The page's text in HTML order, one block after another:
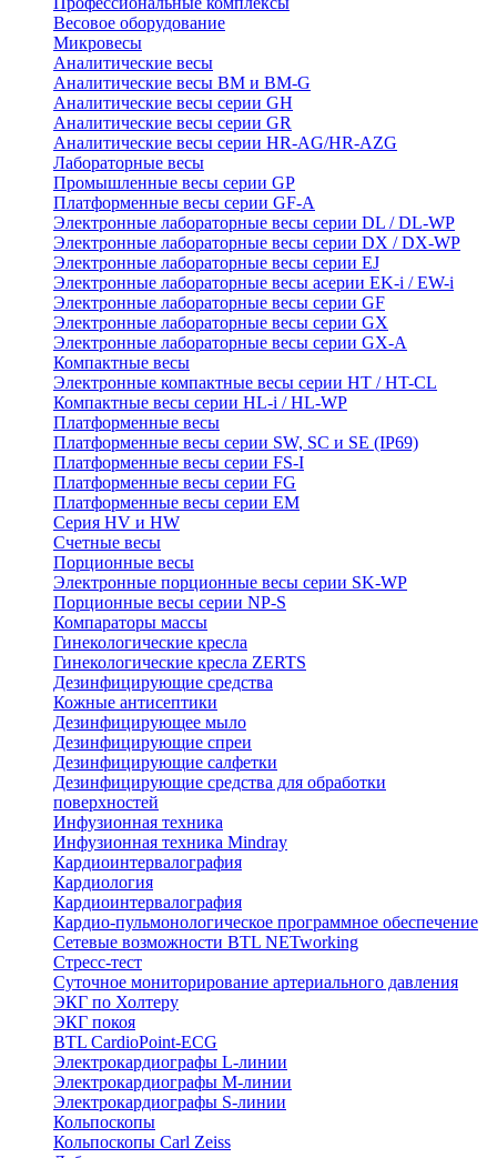
Весовое оборудование
Микровесы
Аналитические весы
Аналитические весы BM и BM-G
Аналитические весы серии GH
Аналитические весы серии GR
Аналитические весы серии HR-AG/HR-AZG
Лабораторные весы
Промышленные весы серии GP
Платформенные весы серии GF-A
Электронные лабораторные весы серии DL / DL-WP
Электронные лабораторные весы серии DX / DX-WP
Электронные лабораторные весы серии EJ
Электронные лабораторные весы aсерии EK-i / EW-i
Электронные лабораторные весы серии GF
Электронные лабораторные весы серии GX
Электронные лабораторные весы серии GX-A
Компактные весы
Электронные компактные весы серии HT / HT-CL
Компактные весы серии HL-i / HL-WP
Платформенные весы
Платформенные весы серии SW, SC и SE (IP69)
Платформенные весы серии FS-I
Платформенные весы серии FG
Платформенные весы серии EM
Серия HV и HW
Счетные весы
Порционные весы
Электронные порционные весы серии SK-WP
Порционные весы серии NP-S
Компараторы массы
Гинекологические кресла
Гинекологические кресла ZERTS
Дезинфицирующие средства
Кожные антисептики
Дезинфицирующее мыло
Дезинфицирующие спреи
Дезинфицирующие салфетки
Дезинфицирующие средства для обработки
поверхностей
Инфузионная техника
Инфузионная техника Mindray
Кардиоинтервалография
Кардиология
Кардиоинтервалография
Кардио-пульмонологическое программное обеспечение
Сетевые возможности BTL NETworking
Стресс-тест
Суточное мониторирование артериального давления
ЭКГ по Холтеру
ЭКГ покоя
BTL CardioPoint-ECG
Электрокардиографы L-линии
Электрокардиографы M-линии
Электрокардиографы S-линии
Кольпоскопы
Кольпоскопы Carl Zeiss